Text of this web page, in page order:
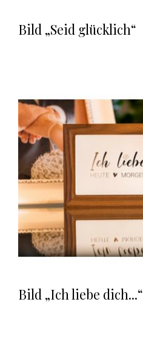
Bild „Seid glücklich“
Bild „Ich liebe dich...“